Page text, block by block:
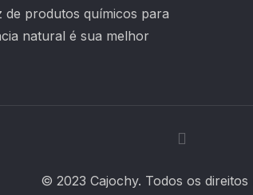
de produtos químicos para
natural é sua melhor
© 2023 Cajochy. Todos os direitos